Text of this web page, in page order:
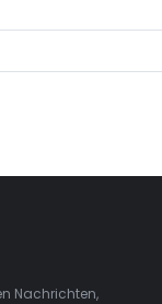
Nachrichten,